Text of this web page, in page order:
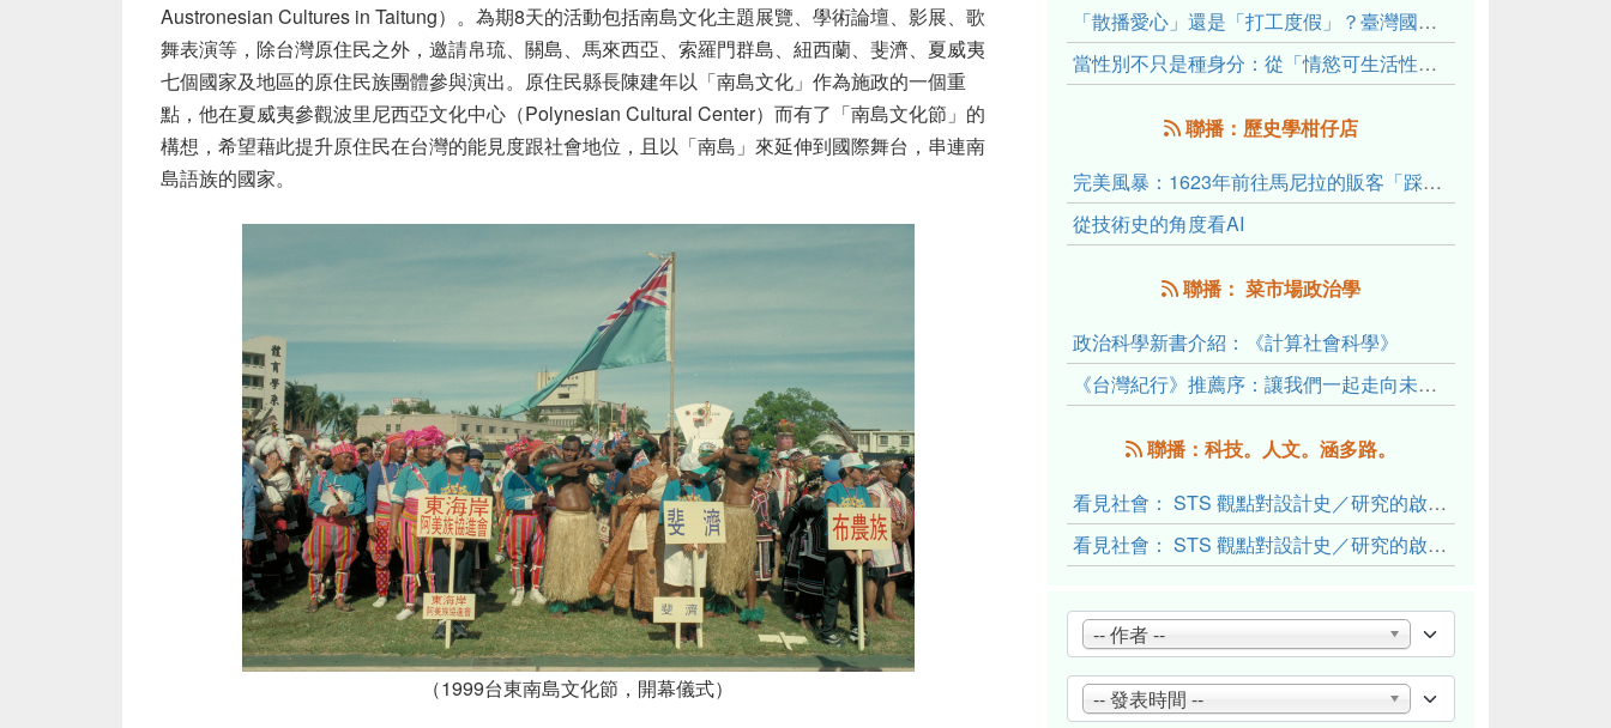
Austronesian Cultures in Taitung）。為期8天的活動包括南島文化主題展覽、學術論壇、影展、歌
舞表演等，除台灣原住民之外，邀請帛琉、關島、馬來西亞、索羅門群島、紐西蘭、斐濟、夏威夷
七個國家及地區的原住民族團體參與演出。原住民縣長陳建年以「南島文化」作為施政的一個重
點，他在夏威夷參觀波里尼西亞文化中心（Polynesian Cultural Center）而有了「南島文化節」的
構想，希望藉此提升原住民在台灣的能見度跟社會地位，且以「南島」來延伸到國際舞台，串連南
島語族的國家。
（1999台東南島文化節，開幕儀式）
「散播愛心」還是「打工度假」？臺灣國內與跨國捐卵的利他修辭、金錢動機與身體代價
當性別不只是種身分：從「情慾可生活性」理解跨性別者的身體、慾望與認同探索
聯播：歷史學柑仔店
完美風暴：1623年前往馬尼拉的販客「踩線團」怎麼會困死於澎湖?
從技術史的角度看AI
聯播： 菜市場政治學
政治科學新書介紹：《計算社會科學》
《台灣紀行》推薦序：讓我們一起走向未來文明的備忘錄
聯播：科技。人文。涵多路。
看見社會： STS 觀點對設計史／研究的啟發與反思（下）
看見社會： STS 觀點對設計史／研究的啟發與反思（上）
-- 作者 --
-- 發表時間 --